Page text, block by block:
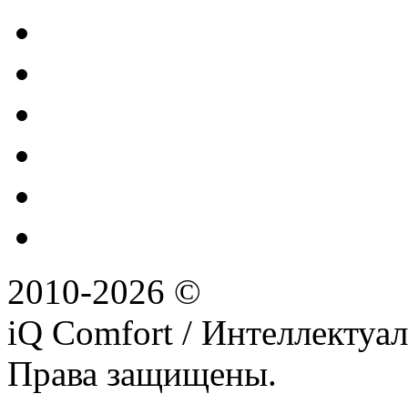
2010-2026 ©
iQ Comfort /
Права защищены.